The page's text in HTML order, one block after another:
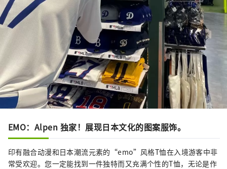
EMO：Alpen 独家！展现日本文化的图案服饰。
印有融合动漫和日本潮流元素的“emo”风格T恤在入境游客中非
常受欢迎。您一定能找到一件独特而又充满个性的T恤，无论是作